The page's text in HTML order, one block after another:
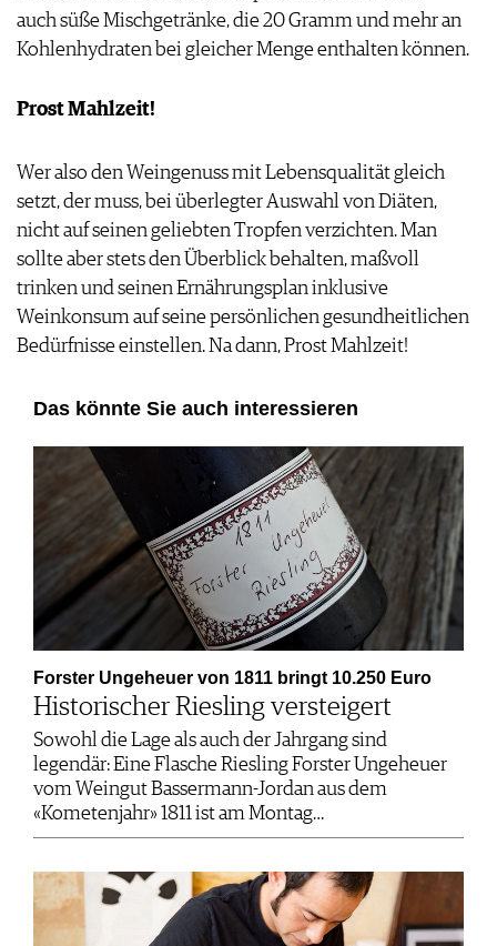
auch süße Mischgetränke, die 20 Gramm und mehr an
Kohlenhydraten bei gleicher Menge enthalten können.
Prost Mahlzeit!
Wer also den Weingenuss mit Lebensqualität gleich
setzt, der muss, bei überlegter Auswahl von Diäten,
nicht auf seinen geliebten Tropfen verzichten. Man
sollte aber stets den Überblick behalten, maßvoll
trinken und seinen Ernährungsplan inklusive
Weinkonsum auf seine persönlichen gesundheitlichen
Bedürfnisse einstellen. Na dann, Prost Mahlzeit!
Das könnte Sie auch interessieren
Forster Ungeheuer von 1811 bringt 10.250 Euro
Historischer Riesling versteigert
Sowohl die Lage als auch der Jahrgang sind
legendär: Eine Flasche Riesling Forster Ungeheuer
vom Weingut Bassermann-Jordan aus dem
«Kometenjahr» 1811 ist am Montag…